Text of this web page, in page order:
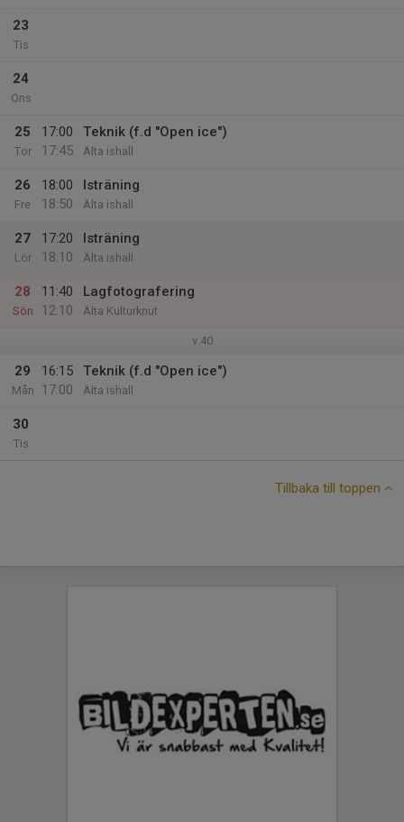
23
Tis
24
Ons
25
Tor
17:00
17:45
Teknik (f.d "Open ice")
Älta ishall
26
Fre
18:00
18:50
Isträning
Älta ishall
27
Lör
17:20
18:10
Isträning
Älta ishall
28
Sön
11:40
12:10
Lagfotografering
Älta Kulturknut
v.40
29
Mån
16:15
17:00
Teknik (f.d "Open ice")
Älta ishall
30
Tis
Tillbaka till toppen